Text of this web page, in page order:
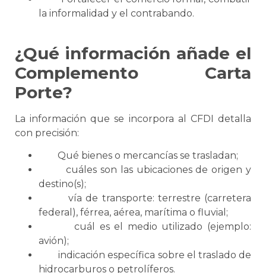
la informalidad y el contrabando.
¿Qué información añade el
Complemento Carta
Porte?
La información quese incorpora al CFDI detalla
con precisión:
Qué bienes o mercancías se trasladan;
cuáles son las ubicaciones de origen y
destino(s);
vía de transporte: terrestre (carretera
federal), férrea, aérea, marítima o fluvial;
cuál es el medio utilizado (ejemplo:
avión);
indicación específica sobre el traslado de
hidrocarburos o petrolíferos.